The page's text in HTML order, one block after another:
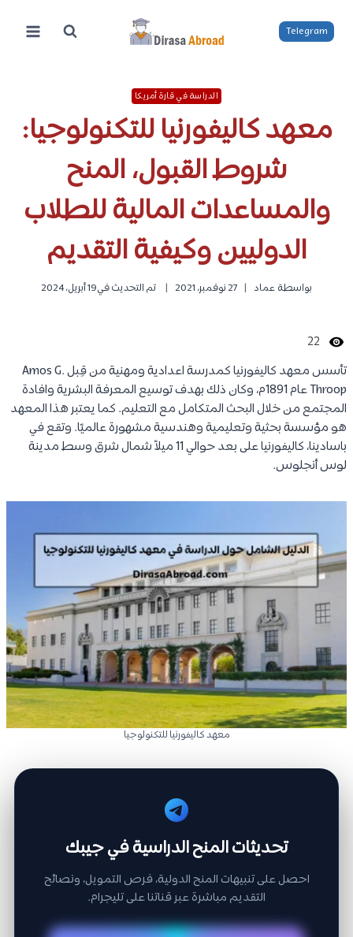
المحتوى
Telegram
الدراسة في قارة أمريكا
معهد كاليفورنيا للتكنولوجيا:
شروط القبول، المنح
والمساعدات المالية للطلاب
الدوليين وكيفية التقديم
بواسطة عماد 27 نوفمبر، 2021 تم التحديث في19 أبريل، 2024
22
تأسس معهد كاليفورنيا كمدرسة اعدادية ومهنية من قِبل Amos G.
Throop عام 1891م، وكان ذلك بهدف توسيع المعرفة البشرية وافادة
المجتمع من خلال البحث المتكامل مع التعليم. كما يعتبر هذا المعهد
هو مؤسسة بحثية وتعليمية وهندسية مشهورة عالميًا. وتقع في
باسادينا، كاليفورنيا على بعد حوالي 11 ميلاً شمال شرق وسط مدينة
لوس أنجلوس.
معهد كاليفورنيا للتكنولوجيا
تحديثات المنح الدراسية في جيبك
احصل على تنبيهات المنح الدولية، فرص التمويل، ونصائح
التقديم مباشرة عبر قناتنا على تليجرام.